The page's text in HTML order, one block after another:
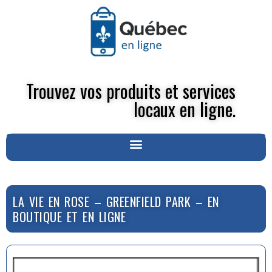
Trouvez vos produits et services
locaux en ligne.
LA VIE EN ROSE – GREENFIELD PARK – EN
BOUTIQUE ET EN LIGNE